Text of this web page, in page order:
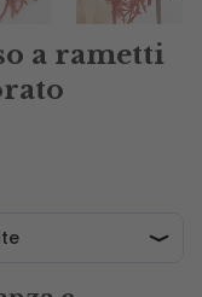
a rametti